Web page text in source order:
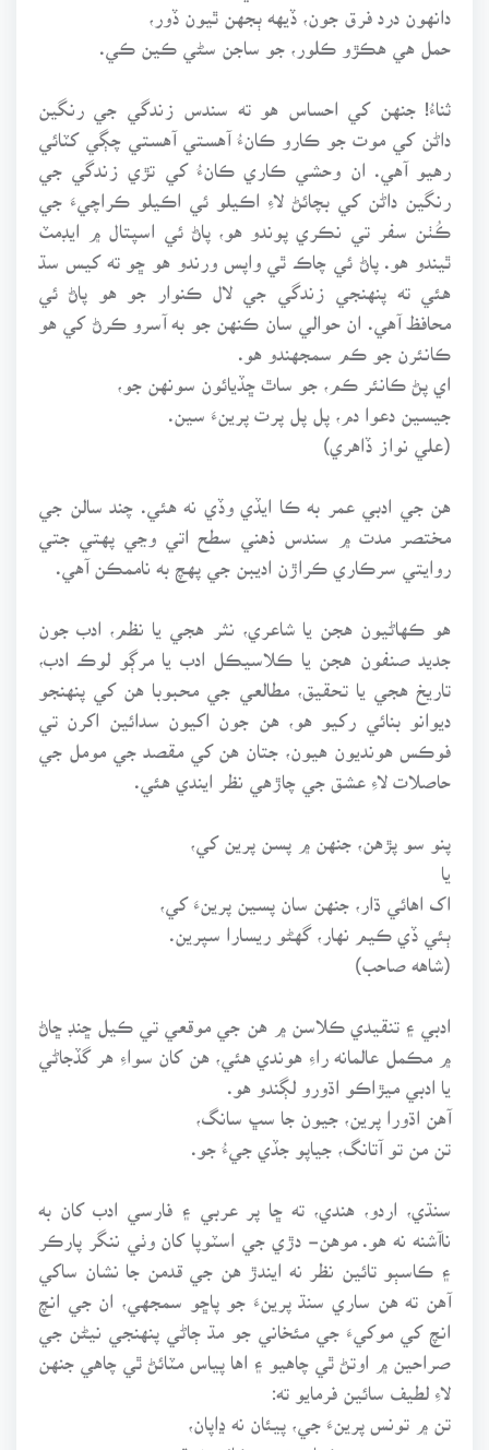
دانهون درد فرق جون، ڏيهه ٻجهن ٿيون ڏور،
حمل هي هڪڙو ڪلور، جو ساجن سڻي ڪين ڪي.
ثناءُ! جنهن کي احساس هو ته سندس زندگي جي رنگين
داڻن کي موت جو ڪارو ڪانءُ آهستي آهستي چڳي کٽائي
رهيو آهي. ان وحشي ڪاري ڪانءُ کي تڙي زندگي جي
رنگين داڻن کي بچائڻ لاءِ اڪيلو ئي اڪيلو ڪراچيءَ جي
ڪُٺن سفر تي نڪري پوندو هو، پاڻ ئي اسپتال ۾ ايڊمٽ
ٿيندو هو. پاڻ ئي چاڪ ٿي واپس ورندو هو ڇو ته کيس سڌ
هئي ته پنهنجي زندگي جي لال ڪنوار جو هو پاڻ ئي
محافظ آهي. ان حوالي سان ڪنهن جو به آسرو ڪرڻ کي هو
ڪانئرن جو ڪم سمجهندو هو.
اي پڻ ڪانئر ڪم، جو ساٿ ڇڏيائون سونهن جو،
جيسين دعوا دم، پل پل پرت پرينءَ سين.
(علي نواز ڏاهري)
هن جي ادبي عمر به ڪا ايڏي وڏي نه هئي. چند سالن جي
مختصر مدت ۾ سندس ذهني سطح اتي وڃي پهتي جتي
روايتي سرڪاري ڪراڙن اديبن جي پهچ به ناممڪن آهي.
هو ڪهاڻيون هجن يا شاعري، نثر هجي يا نظم، ادب جون
جديد صنفون هجن يا ڪلاسيڪل ادب يا مرڳو لوڪ ادب،
تاريخ هجي يا تحقيق، مطالعي جي محبوبا هن کي پنهنجو
ديوانو بنائي رکيو هو، هن جون اکيون سدائين اکرن تي
فوڪس هونديون هيون، جتان هن کي مقصد جي مومل جي
حاصلات لاءِ عشق جي چاڙهي نظر ايندي هئي.
پنو سو پڙهن، جنهن ۾ پسن پرين کي،
يا
اک اهائي ڌار، جنهن سان پسين پرينءَ کي،
ٻئي ڏي ڪيم نهار، گهڻو ريسارا سپرين.
(شاهه صاحب)
ادبي ۽ تنقيدي ڪلاسن ۾ هن جي موقعي تي ڪيل ڇنڊ ڇاڻ
۾ مڪمل عالمانه راءِ هوندي هئي، هن کان سواءِ هر گڏجاڻي
يا ادبي ميڙاڪو اڌورو لڳندو هو.
آهن اڌورا پرين، جيون جا سڀ سانگ،
تن من تو آتانگ، جياپو جڏي جيءُ جو.
سنڌي، اردو، هندي، ته ڇا پر عربي ۽ فارسي ادب کان به
ناآشنه نه هو. موهن- دڙي جي اسٽوپا کان وٺي ننگر پارڪر
۽ ڪاسٻو تائين نظر نه ايندڙ هن جي قدمن جا نشان ساکي
آهن ته هن ساري سنڌ پرينءَ جو پاڇو سمجهي، ان جي انچ
انچ کي موکيءَ جي مئخاني جو مڌ ڄاڻي پنهنجي نيڻن جي
صراحين ۾ اوتڻ ٿي چاهيو ۽ اها پياس مٽائڻ ٿي چاهي جنهن
لاءِ لطيف سائين فرمايو ته:
تن ۾ تونس پرينءَ جي، پيئان نه ڍاپان،
جي سمنڊ منهن ڪيان، ته سرڪائي نه ٿئي،